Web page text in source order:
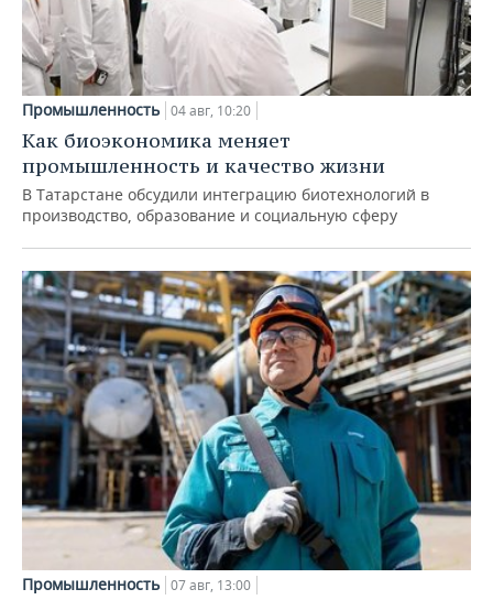
Промышленность 04 авг, 10:20
Как биоэкономика меняет
промышленность и качество жизни
В Татарстане обсудили интеграцию биотехнологий в
производство, образование и социальную сферу
Промышленность 07 авг, 13:00